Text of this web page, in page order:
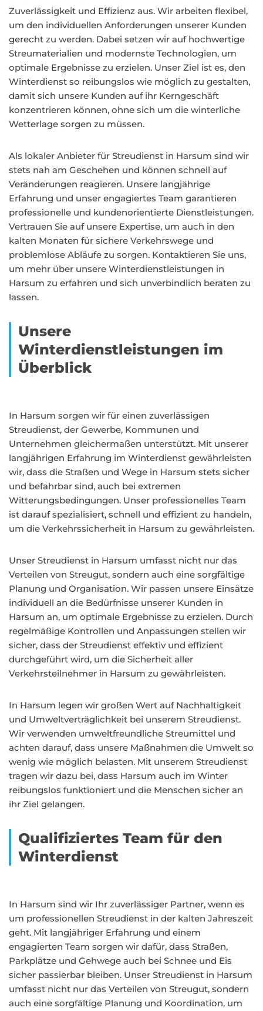
Zuverlässigkeit und Effizienz aus. Wir arbeiten flexibel,
um den individuellen Anforderungen unserer Kunden
gerecht zu werden. Dabei setzen wir auf hochwertige
Streumaterialien und modernste Technologien, um
optimale Ergebnisse zu erzielen. Unser Ziel ist es, den
Winterdienst so reibungslos wie möglich zu gestalten,
damit sich unsere Kunden auf ihr Kerngeschäft
konzentrieren können, ohne sich um die winterliche
Wetterlage sorgen zu müssen.
Als lokaler Anbieter für Streudienst in Harsum sind wir
stets nah am Geschehen und können schnell auf
Veränderungen reagieren. Unsere langjährige
Erfahrung und unser engagiertes Team garantieren
professionelle und kundenorientierte Dienstleistungen.
Vertrauen Sie auf unsere Expertise, um auch in den
kalten Monaten für sichere Verkehrswege und
problemlose Abläufe zu sorgen. Kontaktieren Sie uns,
um mehr über unsere Winterdienstleistungen in
Harsum zu erfahren und sich unverbindlich beraten zu
lassen.
Unsere
Winterdienstleistungen im
Überblick
In Harsum sorgen wir für einen zuverlässigen
Streudienst, der Gewerbe, Kommunen und
Unternehmen gleichermaßen unterstützt. Mit unserer
langjährigen Erfahrung im Winterdienst gewährleisten
wir, dass die Straßen und Wege in Harsum stets sicher
und befahrbar sind, auch bei extremen
Witterungsbedingungen. Unser professionelles Team
ist darauf spezialisiert, schnell und effizient zu handeln,
um die Verkehrssicherheit in Harsum zu gewährleisten.
Unser Streudienst in Harsum umfasst nicht nur das
Verteilen von Streugut, sondern auch eine sorgfältige
Planung und Organisation. Wir passen unsere Einsätze
individuell an die Bedürfnisse unserer Kunden in
Harsum an, um optimale Ergebnisse zu erzielen. Durch
regelmäßige Kontrollen und Anpassungen stellen wir
sicher, dass der Streudienst effektiv und effizient
durchgeführt wird, um die Sicherheit aller
Verkehrsteilnehmer in Harsum zu gewährleisten.
In Harsum legen wir großen Wert auf Nachhaltigkeit
und Umweltverträglichkeit bei unserem Streudienst.
Wir verwenden umweltfreundliche Streumittel und
achten darauf, dass unsere Maßnahmen die Umwelt so
wenig wie möglich belasten. Mit unserem Streudienst
tragen wir dazu bei, dass Harsum auch im Winter
reibungslos funktioniert und die Menschen sicher an
ihr Ziel gelangen.
Qualifiziertes Team für den
Winterdienst
In Harsum sind wir Ihr zuverlässiger Partner, wenn es
um professionellen Streudienst in der kalten Jahreszeit
geht. Mit langjähriger Erfahrung und einem
engagierten Team sorgen wir dafür, dass Straßen,
Parkplätze und Gehwege auch bei Schnee und Eis
sicher passierbar bleiben. Unser Streudienst in Harsum
umfasst nicht nur das Verteilen von Streugut, sondern
auch eine sorgfältige Planung und Koordination, um